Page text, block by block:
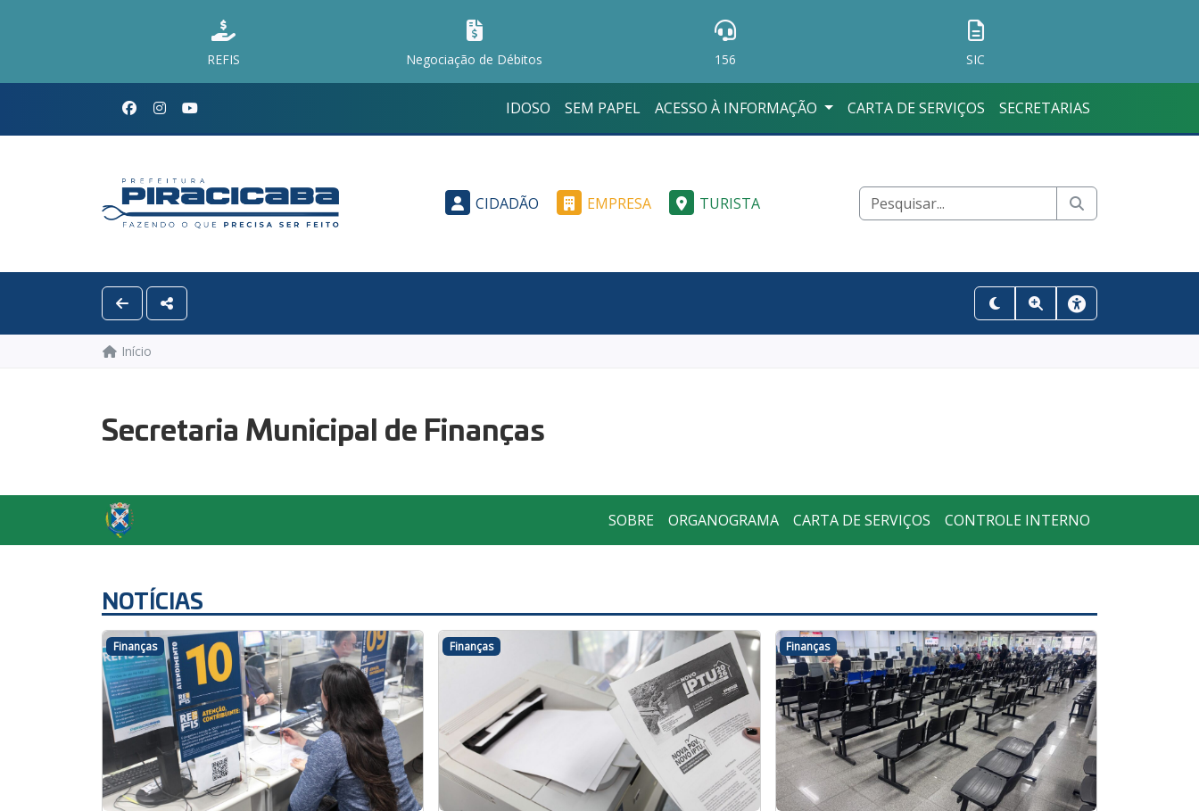
REFIS Negociação de Débitos 156 SIC
IDOSO SEM PAPEL ACESSO À INFORMAÇÃO CARTA DE SERVIÇOS SECRETARIAS
CIDADÃO EMPRESA TURISTA
Início
Secretaria Municipal de Finanças
SOBRE ORGANOGRAMA CARTA DE SERVIÇOS CONTROLE INTERNO
NOTÍCIAS
Finanças Finanças Finanças